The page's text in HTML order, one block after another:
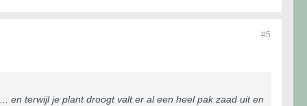
#5
en terwijl je plant droogt valt er al een heel pak zaad uit en